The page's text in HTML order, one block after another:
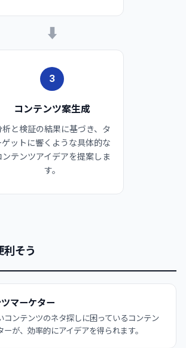
➡
3
コンテンツ案生成
析と検証の結果に基づき、タ
ゲットに響くような具体的な
ンテンツアイデアを提案しま
す。
そう
マーケター
コンテンツのネタ探しに困っているコンテン
ーが、効率的にアイデアを得られます。